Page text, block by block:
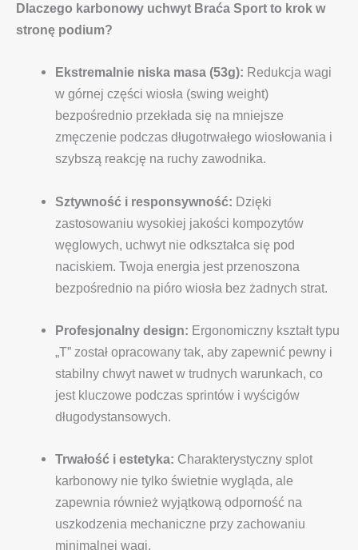
Dlaczego karbonowy uchwyt Braća Sport to krok w
stronę podium?
Ekstremalnie niska masa (53g): Redukcja wagi
w górnej części wiosła (swing weight)
bezpośrednio przekłada się na mniejsze
zmęczenie podczas długotrwałego wiosłowania i
szybszą reakcję na ruchy zawodnika.
Sztywność i responsywność: Dzięki
zastosowaniu wysokiej jakości kompozytów
węglowych, uchwyt nie odkształca się pod
naciskiem. Twoja energia jest przenoszona
bezpośrednio na pióro wiosła bez żadnych strat.
Profesjonalny design: Ergonomiczny kształt typu
„T” został opracowany tak, aby zapewnić pewny i
stabilny chwyt nawet w trudnych warunkach, co
jest kluczowe podczas sprintów i wyścigów
długodystansowych.
Trwałość i estetyka: Charakterystyczny splot
karbonowy nie tylko świetnie wygląda, ale
zapewnia również wyjątkową odporność na
uszkodzenia mechaniczne przy zachowaniu
minimalnej wagi.